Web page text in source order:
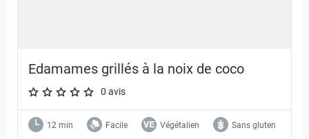
Edamames grillés à la noix de coco
A star rating of 0 out of 5.
0 avis
12 min Facile Végétalien Sans gluten